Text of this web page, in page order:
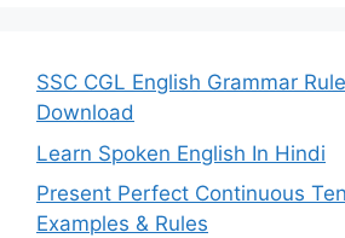
SSC CGL English Grammar
Download
Learn Spoken English In Hindi
Present Perfect Continuous
Examples & Rules